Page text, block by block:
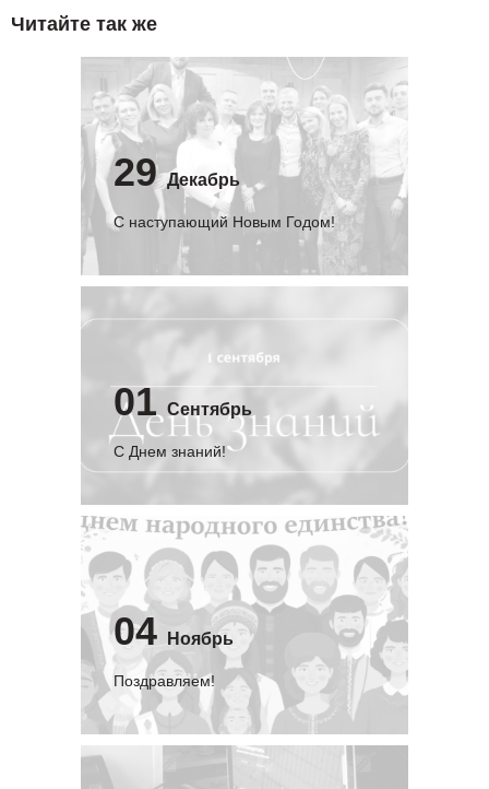
Читайте так же
29 Декабрь
С наступающий Новым Годом!
01 Сентябрь
C Днем знаний!
04 Ноябрь
Поздравляем!